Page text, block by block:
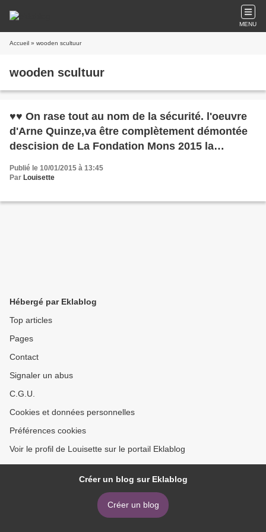
MENU
Accueil » wooden scultuur
wooden scultuur
♥♥ On rase tout au nom de la sécurité. l'oeuvre
d'Arne Quinze,va être complètement démontée
descision de La Fondation Mons 2015 la
décision prise ce samedi
Publié le 10/01/2015 à 13:45
Par Louisette
Hébergé par Eklablog
Top articles
Pages
Contact
Signaler un abus
C.G.U.
Cookies et données personnelles
Préférences cookies
Voir le profil de Louisette sur le portail Eklablog
Créer un blog sur Eklablog
Créer un blog